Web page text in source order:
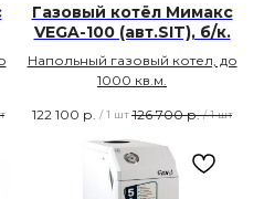
Газовый котёл Мимакс
VEGA-100 (авт.SIT), б/к.
Напольный газовый котел, до
1000 кв.м.
122 100 р. / 1 шт 126 700 р. / 1 шт